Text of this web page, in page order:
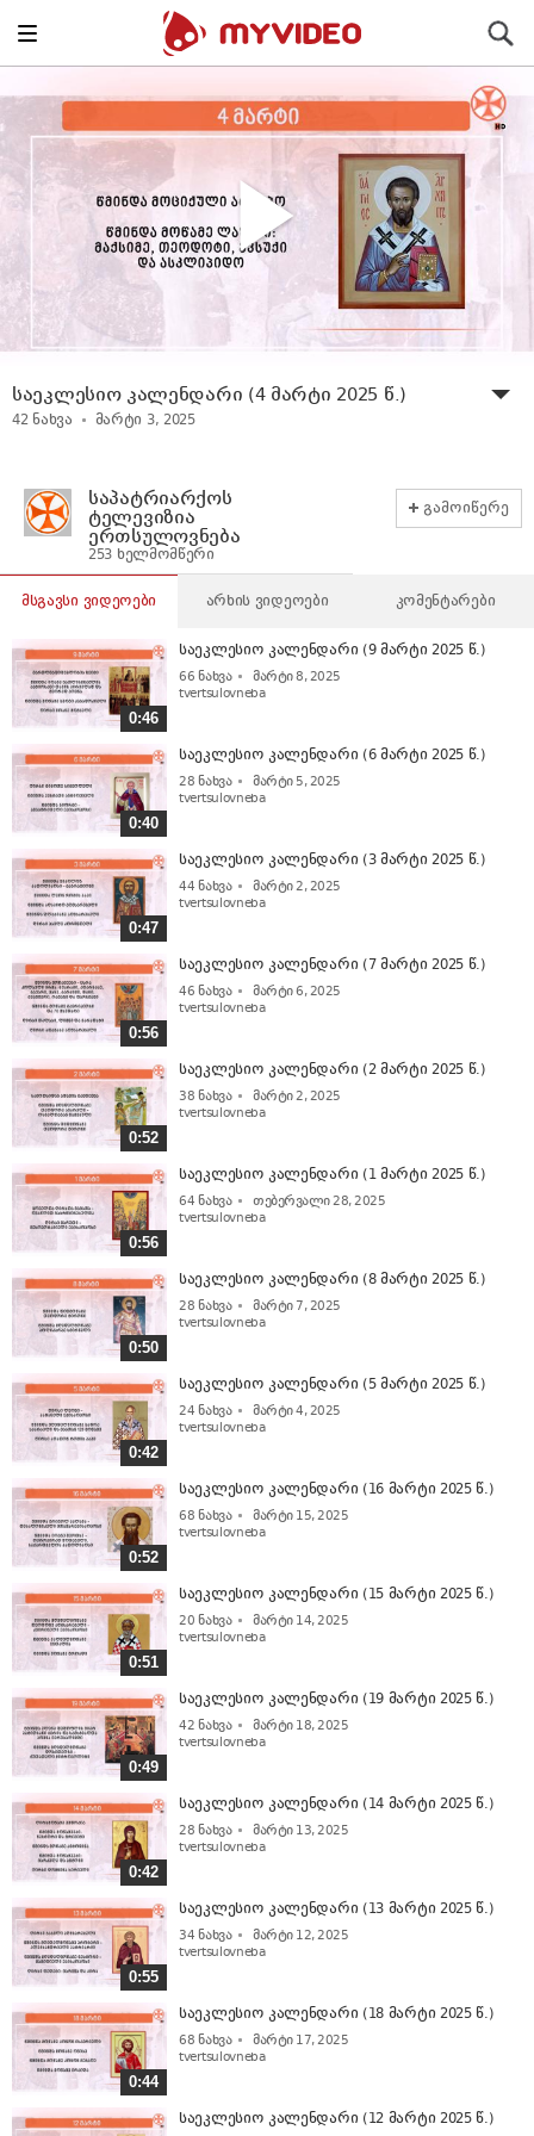
Toggle
საეკლესიო კალენდარი (4 მარტი 2025 წ.)
42ნახვა მარტი 3, 2025
გამოიწერე
საპატრიარქოს
ტელევიზია
ერთსულოვნება
253 ხელმომწერი
მსგავსი ვიდეოები არხის ვიდეოები კომენტარები
0:46
საეკლესიო კალენდარი (9 მარტი 2025 წ.)
66 ნახვა
მარტი 8, 2025
tvertsulovneba
0:40
საეკლესიო კალენდარი (6 მარტი 2025 წ.)
28 ნახვა
მარტი 5, 2025
tvertsulovneba
0:47
საეკლესიო კალენდარი (3 მარტი 2025 წ.)
44 ნახვა
მარტი 2, 2025
tvertsulovneba
0:56
საეკლესიო კალენდარი (7 მარტი 2025 წ.)
46 ნახვა
მარტი 6, 2025
tvertsulovneba
0:52
საეკლესიო კალენდარი (2 მარტი 2025 წ.)
38 ნახვა
მარტი 2, 2025
tvertsulovneba
0:56
საეკლესიო კალენდარი (1 მარტი 2025 წ.)
64 ნახვა
თებერვალი 28, 2025
tvertsulovneba
0:50
საეკლესიო კალენდარი (8 მარტი 2025 წ.)
28 ნახვა
მარტი 7, 2025
tvertsulovneba
0:42
საეკლესიო კალენდარი (5 მარტი 2025 წ.)
24 ნახვა
მარტი 4, 2025
tvertsulovneba
0:52
საეკლესიო კალენდარი (16 მარტი 2025 წ.)
68 ნახვა
მარტი 15, 2025
tvertsulovneba
0:51
საეკლესიო კალენდარი (15 მარტი 2025 წ.)
20 ნახვა
მარტი 14, 2025
tvertsulovneba
0:49
საეკლესიო კალენდარი (19 მარტი 2025 წ.)
42 ნახვა
მარტი 18, 2025
tvertsulovneba
0:42
საეკლესიო კალენდარი (14 მარტი 2025 წ.)
28 ნახვა
მარტი 13, 2025
tvertsulovneba
0:55
საეკლესიო კალენდარი (13 მარტი 2025 წ.)
34 ნახვა
მარტი 12, 2025
tvertsulovneba
0:44
საეკლესიო კალენდარი (18 მარტი 2025 წ.)
68 ნახვა
მარტი 17, 2025
tvertsulovneba
საეკლესიო კალენდარი (12 მარტი 2025 წ.)